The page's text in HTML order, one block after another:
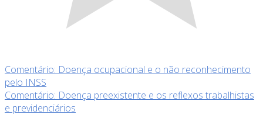
Comentário: Doença ocupacional e o não reconhecimento
pelo INSS
Comentário: Doença preexistente e os reflexos trabalhistas
e previdenciários